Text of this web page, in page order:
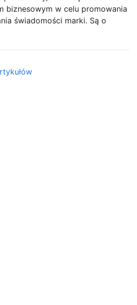
biznesowym w celu promowania
świadomości marki. Są o